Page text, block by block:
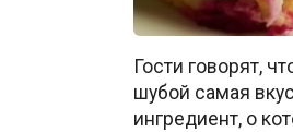
Гости говорят,
шубой самая
ингредиент, о